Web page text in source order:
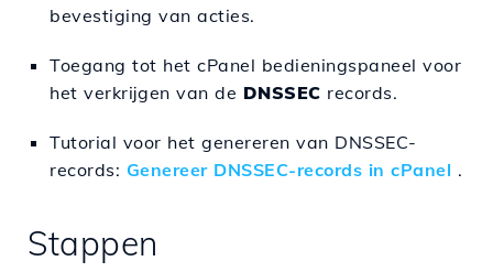
bevestiging van acties.
Toegang tot het cPanel bedieningspaneel voor
het verkrijgen van de DNSSEC records.
Tutorial voor het genereren van DNSSEC-
records: Genereer DNSSEC-records in cPanel .
Stappen